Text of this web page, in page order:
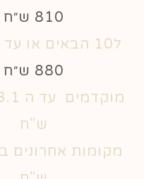
810 ש״ח
ל10 הבאים או עד ה17.1 -
880 ש״ח
ש"ח